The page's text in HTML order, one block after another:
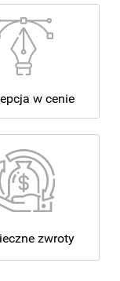
w cenie
zwroty